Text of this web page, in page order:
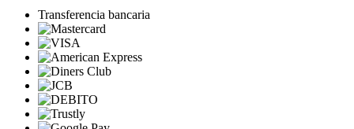
Transferencia bancaria